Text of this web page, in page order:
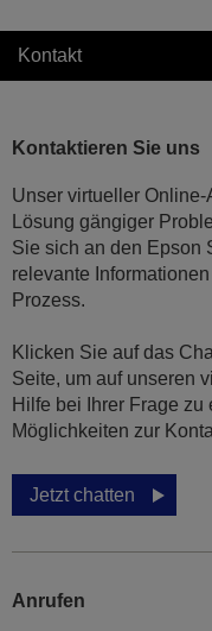
Kontakt
Kontaktieren Sie uns
Unser virtueller
Lösung gängiger
Sie sich an den Epson
relevante
Prozess.
Klicken Sie auf das
Seite, um auf unseren
Hilfe bei Ihrer Frage
Möglichkeiten zur
Jetzt chatten
Anrufen